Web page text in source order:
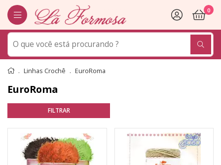
0
Linhas Crochê EuroRoma
EuroRoma